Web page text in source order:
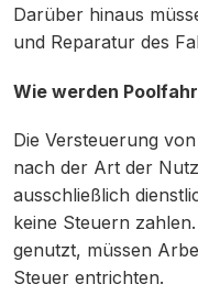
Darüber hinaus
und Reparatur des
Wie werden
Die Versteuerung
nach der Art der
ausschließlich
keine Steuern
genutzt, müssen
Steuer entrichten.